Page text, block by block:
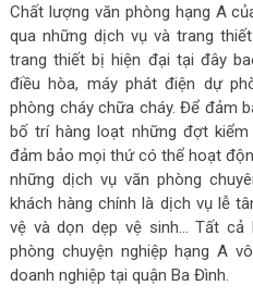
Chất lượng văn phòng hạng A
qua những dịch vụ và trang
trang thiết bị hiện đại tại đây
điều hòa, máy phát điện dự
phòng cháy chữa cháy. Để đảm
bố trí hàng loạt những đợt
đảm bảo mọi thứ có thể hoạt
những dịch vụ văn phòng
khách hàng chính là dịch vụ lễ
vệ và dọn dẹp vệ sinh… Tất
phòng chuyện nghiệp hạng A
doanh nghiệp tại quận Ba Đình.